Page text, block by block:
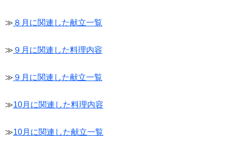
≫ ８月に関連した献立一覧
≫ ９月に関連した料理内容
≫ ９月に関連した献立一覧
≫10月に関連した料理内容
≫10月に関連した献立一覧